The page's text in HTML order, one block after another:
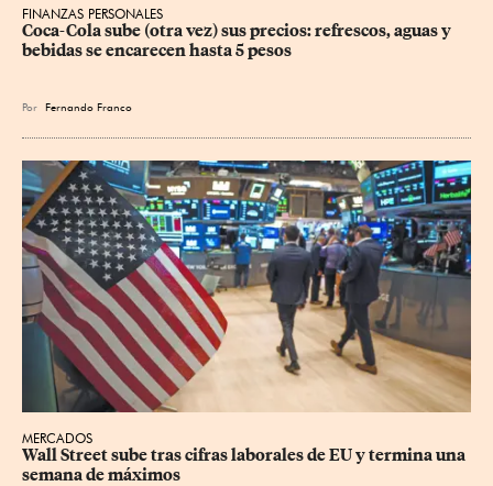
FINANZAS PERSONALES
Coca-Cola sube (otra vez) sus precios: refrescos, aguas y
bebidas se encarecen hasta 5 pesos
Por Fernando Franco
MERCADOS
Wall Street sube tras cifras laborales de EU y termina una
semana de máximos